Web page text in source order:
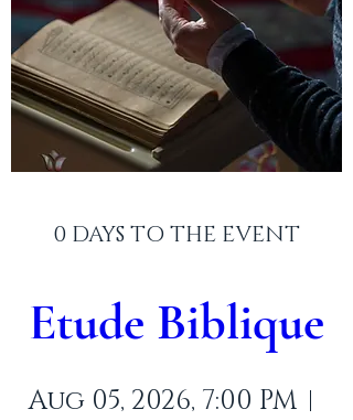
0 DAYS TO THE EVENT
Etude Biblique
Aug 05, 2026, 7:00 PM